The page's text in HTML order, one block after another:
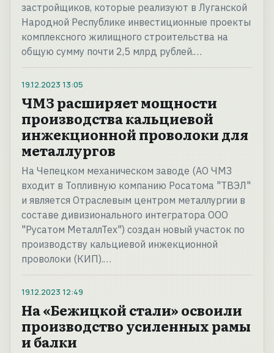
застройщиков, которые реализуют в Луганской
Народной Республике инвестиционные проекты
комплексного жилищного строительства на
общую сумму почти 2,5 млрд рублей.…
19.12.2023 13:05
ЧМЗ расширяет мощности
производства кальциевой
инжекционной проволоки для
металлургов
На Чепецком механическом заводе (АО ЧМЗ
входит в Топливную компанию Росатома "ТВЭЛ"
и является Отраслевым центром металлургии в
составе дивизионального интегратора ООО
"Русатом МеталлТех") создан новый участок по
производству кальциевой инжекционной
проволоки (КИП).…
19.12.2023 12:49
На «Бежицкой стали» освоили
производство усиленных рамы
и балки